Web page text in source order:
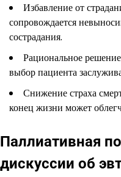
Избавление от
сопровождается
сострадания.
Рациональное
выбор пациента
Снижение страха
конец жизни может
Паллиативная
дискуссии об